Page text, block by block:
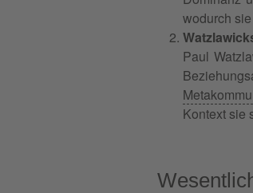
wodurch
Paul
Kontext sie